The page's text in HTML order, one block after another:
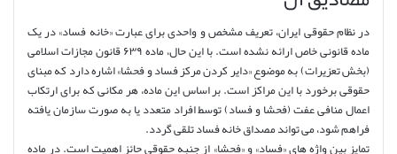
در نظام حقوقی ایران، تعریف مشخص و واحدی برای عبارت «خانه فساد» در یک
ماده قانونی خاص ارائه نشده است. با این حال، ماده ۶۳۹ قانون مجازات اسلامی
(بخش تعزیرات) به موضوع «دایر کردن مرکز فساد و فحشا» اشاره دارد که مبنای
حقوقی برخورد با این مراکز است. بر اساس این ماده، هر مکانی که برای ارتکاب
اعمال منافی عفت (فحشا و فساد) توسط افراد متعدد یا به صورت سازمان یافته
فراهم شود، می تواند مصداق خانه فساد تلقی گردد.
تمایز بین واژه های «فساد» و «فحشا» از جنبه حقوقی حائز اهمیت است. در ماده